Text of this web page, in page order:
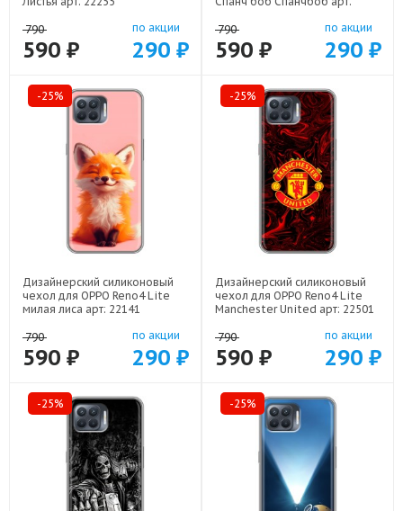
790
590 ₽
по акции
290 ₽
790
590 ₽
по акции
290 ₽
-25%
Дизайнерский силиконовый
чехол для OPPO Reno4 Lite
милая лиса арт: 22141
790
590 ₽
по акции
290 ₽
-25%
Дизайнерский силиконовый
чехол для OPPO Reno4 Lite
Manchester United арт: 22501
790
590 ₽
по акции
290 ₽
-25% -25%